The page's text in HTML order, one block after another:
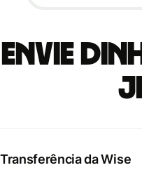
Envie
Transferência da Wise